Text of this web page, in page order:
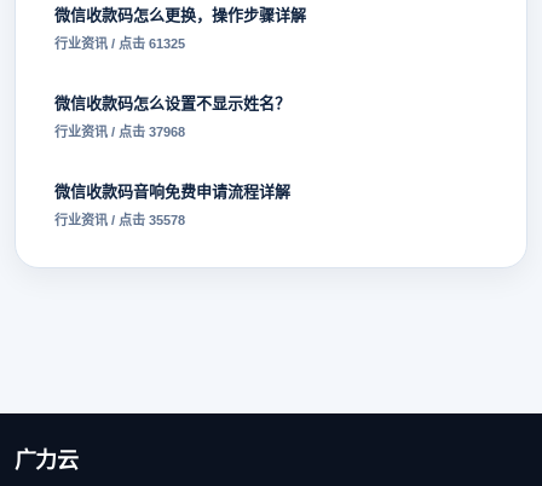
微信收款码怎么更换，操作步骤详解
行业资讯 / 点击 61325
微信收款码怎么设置不显示姓名？
行业资讯 / 点击 37968
微信收款码音响免费申请流程详解
行业资讯 / 点击 35578
广力云